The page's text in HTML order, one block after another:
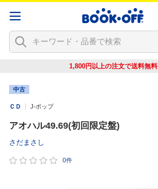
1,800円以上の注文で送料無料
中古
ＣＤ J-ポップ
アオハル49.69(初回限定盤)
さだまさし
0件